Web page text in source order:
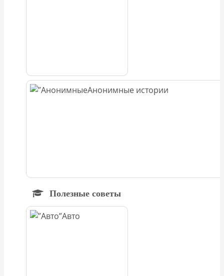
Анонимные истории
Полезные советы
Авто